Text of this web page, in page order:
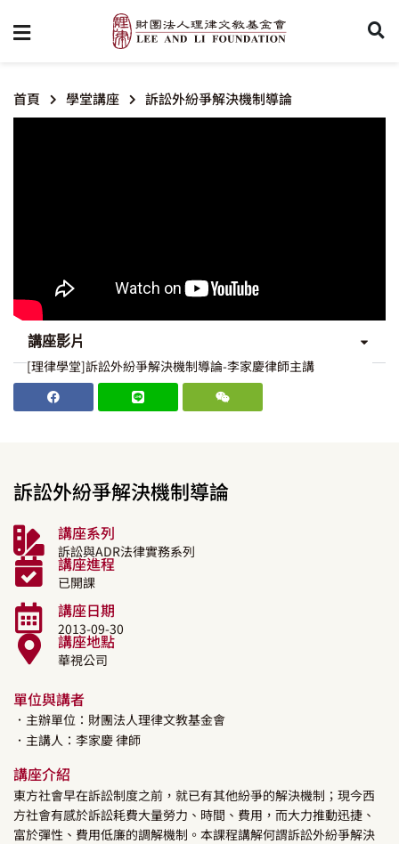
首頁 學堂講座 訴訟外紛爭解決機制導論
講座影片
[理律學堂]訴訟外紛爭解決機制導論-李家慶律師主講
訴訟外紛爭解決機制導論
講座系列
訴訟與ADR法律實務系列
講座進程
已開課
講座日期
2013-09-30
講座地點
華視公司
單位與講者
．主辦單位：財團法人理律文教基金會
．主講人： 李家慶律師
講座介紹
東方社會早在訴訟制度之前，就已有其他紛爭的解決機制；現今西
方社會有感於訴訟耗費大量勞力、時間、費用，而大力推動迅捷、
富於彈性、費用低廉的調解機制。本課程講解何謂訴訟外紛爭解決